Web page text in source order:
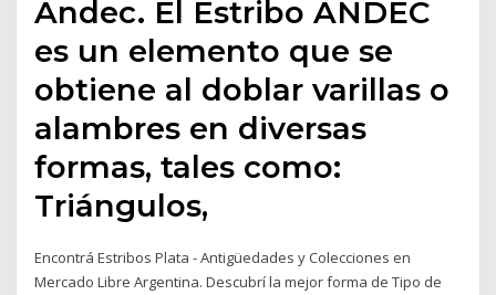
Andec. El Estribo ANDEC
es un elemento que se
obtiene al doblar varillas o
alambres en diversas
formas, tales como:
Triángulos,
Encontrá Estribos Plata - Antigüedades y Colecciones en
Mercado Libre Argentina. Descubrí la mejor forma de Tipo de